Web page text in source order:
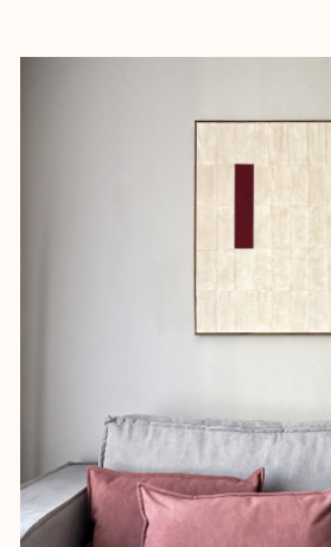
объект среди аналогичных
Интерьер учитывает потребности
арендаторов, компенсируя
Продуманное зонирование –
качества – использовали
нестандартные, но бюджетные
решения.